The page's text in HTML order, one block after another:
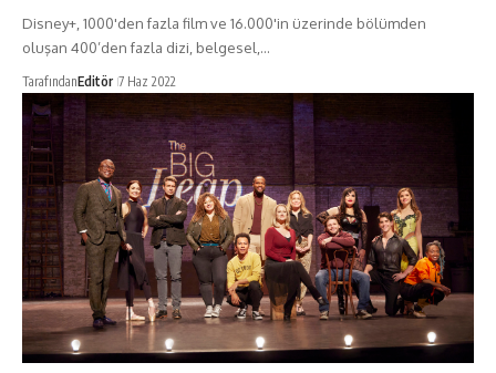
Disney+, 1000'den fazla film ve 16.000'in üzerinde bölümden
oluşan 400’den fazla dizi, belgesel,…
TarafındanEditör 7 Haz 2022